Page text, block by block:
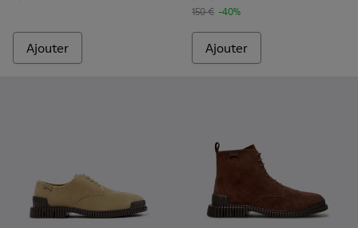
Ajouter
150 € -40%
Ajouter